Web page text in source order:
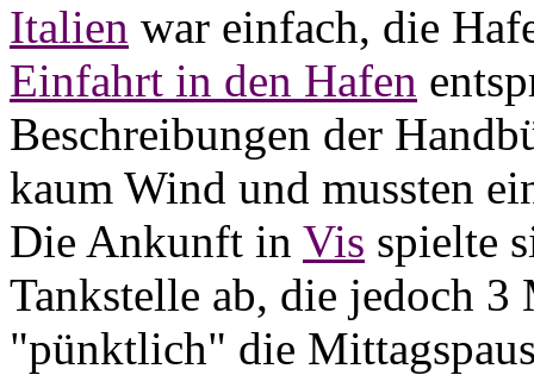
Italien war einfach, die
Einfahrt in den Hafen
Beschreibungen der
kaum Wind und mussten
Die Ankunft in Vis spielte
Tankstelle ab, die jedoch
"pünktlich" die